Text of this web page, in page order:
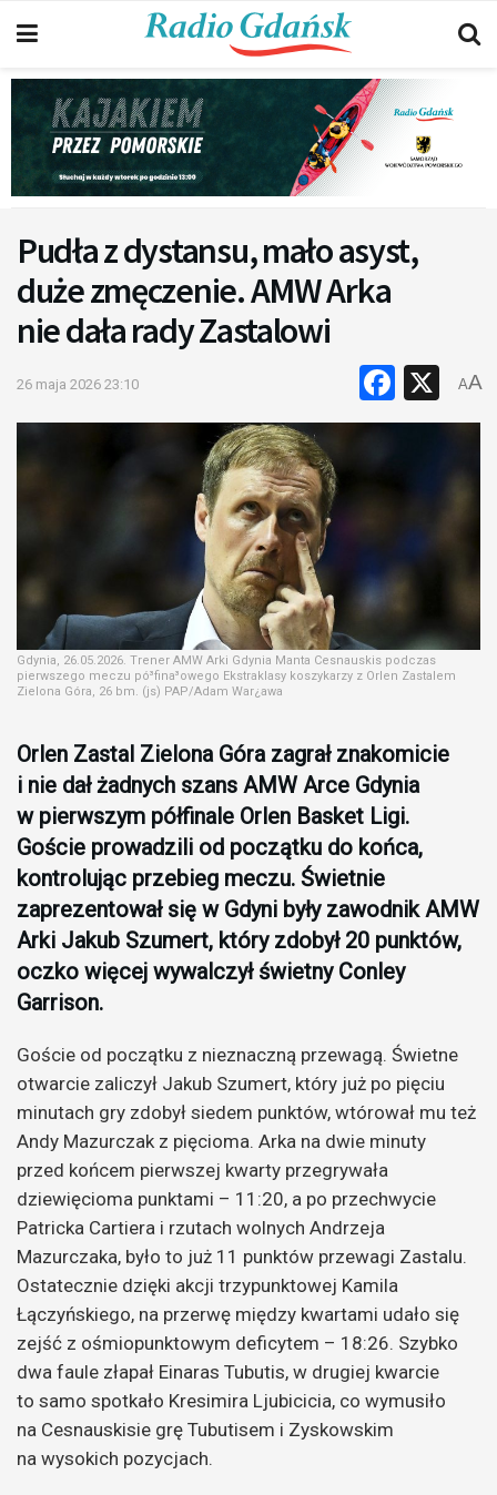
Pudła z dystansu, mało asyst,
duże zmęczenie. AMW Arka
nie dała rady Zastalowi
26 maja 2026 23:10 X
AA
Gdynia, 26.05.2026. Trener AMW Arki Gdynia Manta Cesnauskis podczas
pierwszego meczu pó³fina³owego Ekstraklasy koszykarzy z Orlen Zastalem
Zielona Góra, 26 bm. (js) PAP/Adam War¿awa
Orlen Zastal Zielona Góra zagrał znakomicie
i nie dał żadnych szans AMW Arce Gdynia
w pierwszym półfinale Orlen Basket Ligi.
Goście prowadzili od początku do końca,
kontrolując przebieg meczu. Świetnie
zaprezentował się w Gdyni były zawodnik AMW
Arki Jakub Szumert, który zdobył 20 punktów,
oczko więcej wywalczył świetny Conley
Garrison.
Goście od początku z nieznaczną przewagą. Świetne
otwarcie zaliczył Jakub Szumert, który już po pięciu
minutach gry zdobył siedem punktów, wtórował mu też
Andy Mazurczak z pięcioma. Arka na dwie minuty
przed końcem pierwszej kwarty przegrywała
dziewięcioma punktami – 11:20, a po przechwycie
Patricka Cartiera i rzutach wolnych Andrzeja
Mazurczaka, było to już 11 punktów przewagi Zastalu.
Ostatecznie dzięki akcji trzypunktowej Kamila
Łączyńskiego, na przerwę między kwartami udało się
zejść z ośmiopunktowym deficytem – 18:26. Szybko
dwa faule złapał Einaras Tubutis, w drugiej kwarcie
to samo spotkało Kresimira Ljubicicia, co wymusiło
na Cesnauskisie grę Tubutisem i Zyskowskim
na wysokich pozycjach.